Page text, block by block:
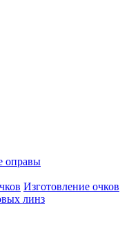
оправы
Изготовление очков
линз